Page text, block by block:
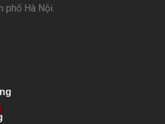
phố Hà Nội.